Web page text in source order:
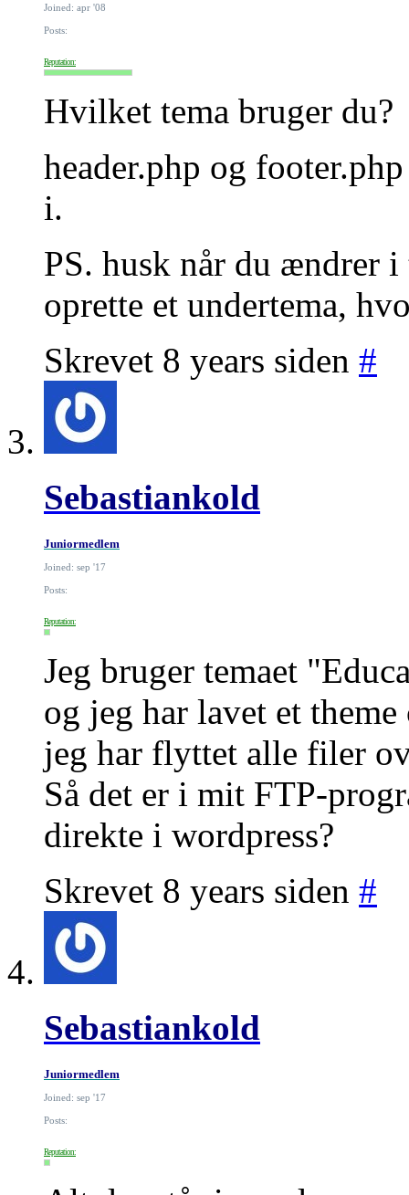
Joined: apr '08
Posts:
Reputation:
Hvilket tema bruger du?
header.php og
i.
PS. husk når du ændrer i
oprette et undertema,
Skrevet 8 years siden #
Sebastiankold
Juniormedlem
Joined: sep '17
Posts:
Reputation:
Jeg bruger temaet
og jeg har lavet et
jeg har flyttet alle filer
Så det er i mit FTP-
direkte i wordpress?
Skrevet 8 years siden #
Sebastiankold
Juniormedlem
Joined: sep '17
Posts:
Reputation: